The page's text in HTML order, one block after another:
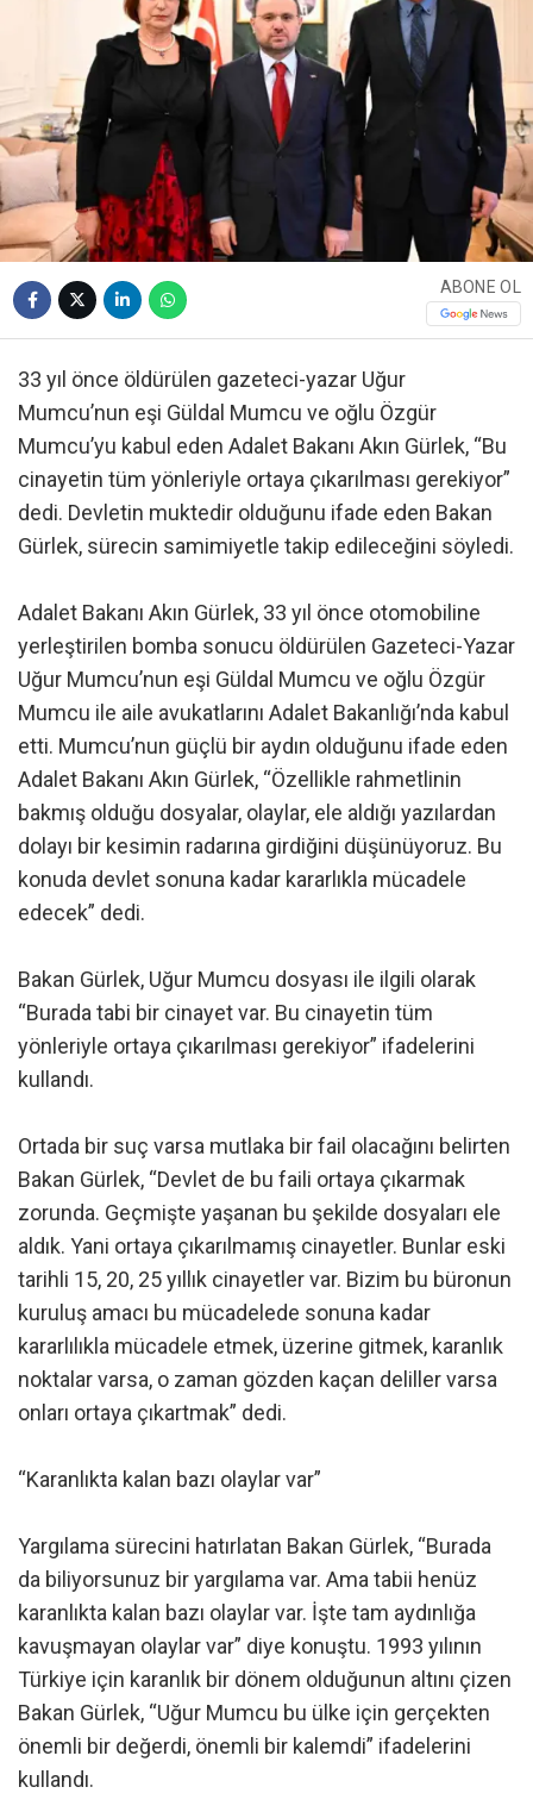
ABONE OL
33 yıl önce öldürülen gazeteci-yazar Uğur
Mumcu’nun eşi Güldal Mumcu ve oğlu Özgür
Mumcu’yu kabul eden Adalet Bakanı Akın Gürlek, “Bu
cinayetin tüm yönleriyle ortaya çıkarılması gerekiyor”
dedi. Devletin muktedir olduğunu ifade eden Bakan
Gürlek, sürecin samimiyetle takip edileceğini söyledi.
Adalet Bakanı Akın Gürlek, 33 yıl önce otomobiline
yerleştirilen bomba sonucu öldürülen Gazeteci-Yazar
Uğur Mumcu’nun eşi Güldal Mumcu ve oğlu Özgür
Mumcu ile aile avukatlarını Adalet Bakanlığı’nda kabul
etti. Mumcu’nun güçlü bir aydın olduğunu ifade eden
Adalet Bakanı Akın Gürlek, “Özellikle rahmetlinin
bakmış olduğu dosyalar, olaylar, ele aldığı yazılardan
dolayı bir kesimin radarına girdiğini düşünüyoruz. Bu
konuda devlet sonuna kadar kararlıkla mücadele
edecek” dedi.
Bakan Gürlek, Uğur Mumcu dosyası ile ilgili olarak
“Burada tabi bir cinayet var. Bu cinayetin tüm
yönleriyle ortaya çıkarılması gerekiyor” ifadelerini
kullandı.
Ortada bir suç varsa mutlaka bir fail olacağını belirten
Bakan Gürlek, “Devlet de bu faili ortaya çıkarmak
zorunda. Geçmişte yaşanan bu şekilde dosyaları ele
aldık. Yani ortaya çıkarılmamış cinayetler. Bunlar eski
tarihli 15, 20, 25 yıllık cinayetler var. Bizim bu büronun
kuruluş amacı bu mücadelede sonuna kadar
kararlılıkla mücadele etmek, üzerine gitmek, karanlık
noktalar varsa, o zaman gözden kaçan deliller varsa
onları ortaya çıkartmak” dedi.
“Karanlıkta kalan bazı olaylar var”
Yargılama sürecini hatırlatan Bakan Gürlek, “Burada
da biliyorsunuz bir yargılama var. Ama tabii henüz
karanlıkta kalan bazı olaylar var. İşte tam aydınlığa
kavuşmayan olaylar var” diye konuştu. 1993 yılının
Türkiye için karanlık bir dönem olduğunun altını çizen
Bakan Gürlek, “Uğur Mumcu bu ülke için gerçekten
önemli bir değerdi, önemli bir kalemdi” ifadelerini
kullandı.